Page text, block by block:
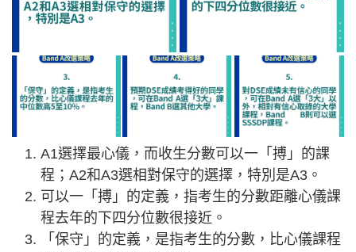
A1選擇最心儀，而收生分數可以一「搏」的課
程；A2和A3選相對保守的選擇，特別是A3。
可以一「搏」的定義，指考生的分數距離心儀課
程去年的下四分位數很接近。
「保守」的定義，是指考生的分數，比心儀課程